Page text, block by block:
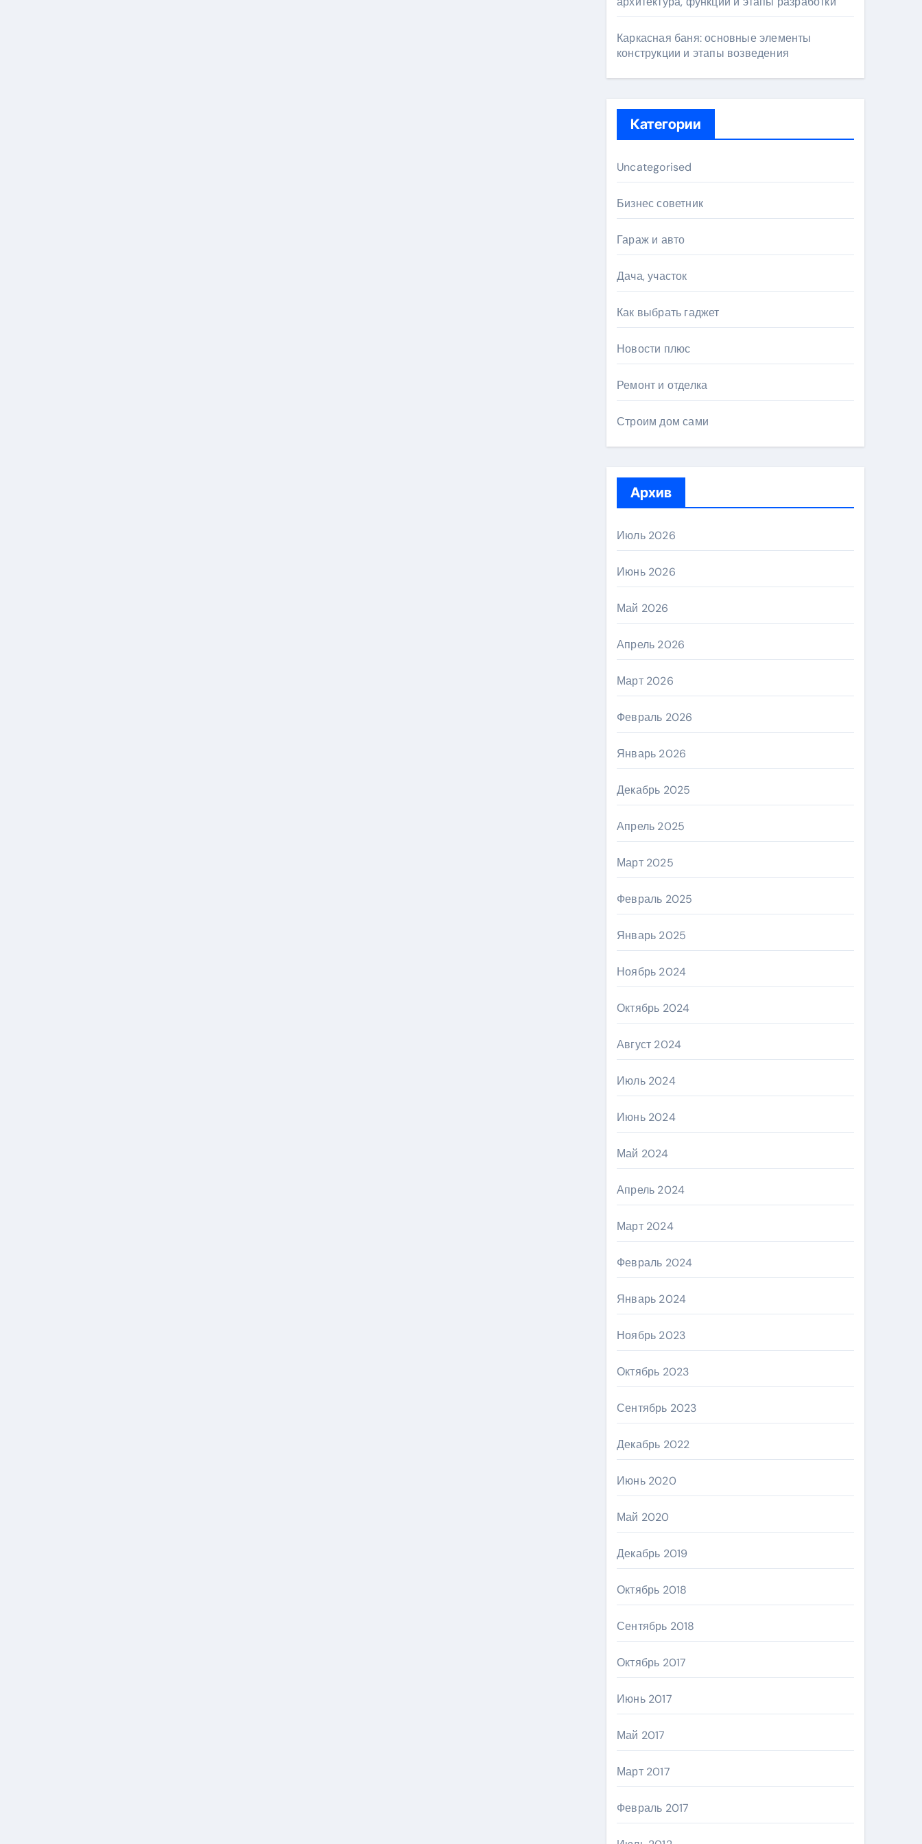
Каркасная баня: основные элементы
конструкции и этапы возведения
Категории
Uncategorised
Бизнес советник
Гараж и авто
Дача, участок
Как выбрать гаджет
Новости плюс
Ремонт и отделка
Строим дом сами
Архив
Июль 2026
Июнь 2026
Май 2026
Апрель 2026
Март 2026
Февраль 2026
Январь 2026
Декабрь 2025
Апрель 2025
Март 2025
Февраль 2025
Январь 2025
Ноябрь 2024
Октябрь 2024
Август 2024
Июль 2024
Июнь 2024
Май 2024
Апрель 2024
Март 2024
Февраль 2024
Январь 2024
Ноябрь 2023
Октябрь 2023
Сентябрь 2023
Декабрь 2022
Июнь 2020
Май 2020
Декабрь 2019
Октябрь 2018
Сентябрь 2018
Октябрь 2017
Июнь 2017
Май 2017
Март 2017
Февраль 2017